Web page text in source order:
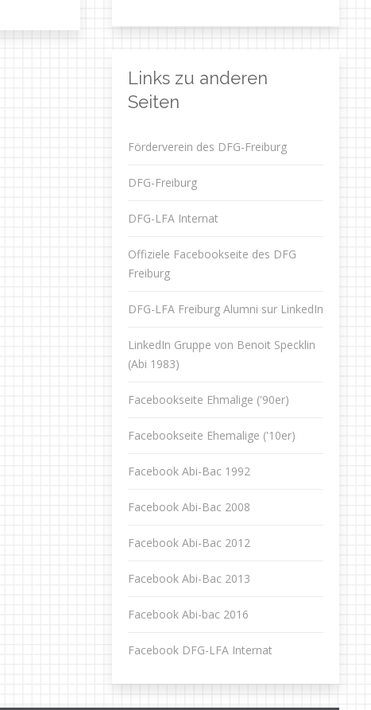
Links zu anderen
Seiten
Förderverein des DFG-Freiburg
DFG-Freiburg
DFG-LFA Internat
Offiziele Facebookseite des DFG
Freiburg
DFG-LFA Freiburg Alumni sur LinkedIn
LinkedIn Gruppe von Benoit Specklin
(Abi 1983)
Facebookseite Ehmalige ('90er)
Facebookseite Ehemalige ('10er)
Facebook Abi-Bac 1992
Facebook Abi-Bac 2008
Facebook Abi-Bac 2012
Facebook Abi-Bac 2013
Facebook Abi-bac 2016
Facebook DFG-LFA Internat